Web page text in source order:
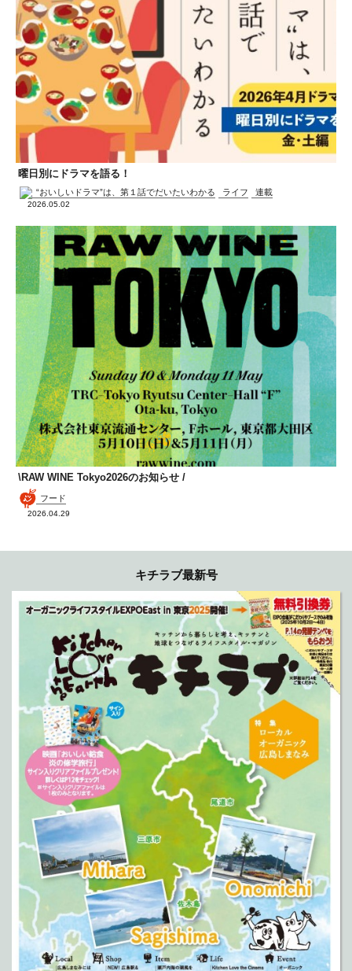
曜日別にドラマを語る！
“おいしいドラマ”は、第１話でだいたいわかる ライフ 連載
2026.05.02
\RAW WINE Tokyo2026のお知らせ /
フード
2026.04.29
キチラブ最新号